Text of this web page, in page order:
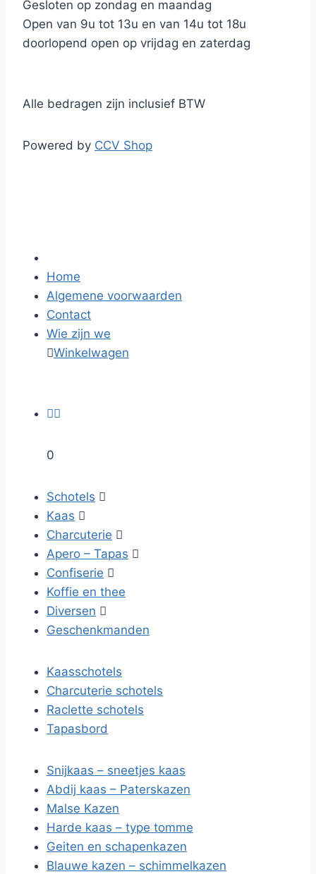
Gesloten op zondag en maandag
Open van 9u tot 13u en van 14u tot 18u
doorlopend open op vrijdag en zaterdag
Alle bedragen zijn inclusief BTW
Powered by CCV Shop
Home
Algemene voorwaarden
Contact
Wie zijn we
Winkelwagen

0
Schotels 
Kaas 
Charcuterie 
Apero – Tapas 
Confiserie 
Koffie en thee
Diversen 
Geschenkmanden
Kaasschotels
Charcuterie schotels
Raclette schotels
Tapasbord
Snijkaas – sneetjes kaas
Abdij kaas – Paterskazen
Malse Kazen
Harde kaas – type tomme
Geiten en schapenkazen
Blauwe kazen – schimmelkazen